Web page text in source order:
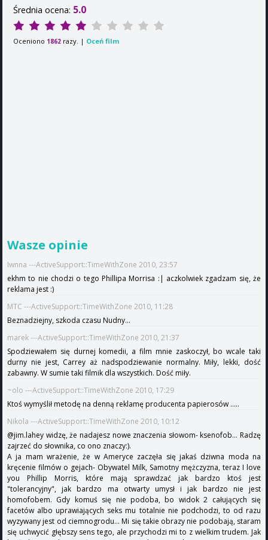
Średnia ocena: 5.0
Oceniono 1862 razy. | Oceń film
Wasze opinie
Iwnna ---ActiveSupport::TimeWithZone 2010, 23:57
ekhm to nie chodzi o tego Phillipa Morrisa :| aczkolwiek zgadzam się, że
reklama jest :)
MTC ---ActiveSupport::TimeWithZone 2010, 11:28
Beznadziejny, szkoda czasu Nudny...
marek ---ActiveSupport::TimeWithZone 2010, 21:37
Spodziewałem się durnej komedii, a film mnie zaskoczył, bo wcale taki
durny nie jest, Carrey aż nadspodziewanie normalny. Miły, lekki, dość
zabawny. W sumie taki filmik dla wszystkich. Dość miły.
~olo ---ActiveSupport::TimeWithZone 2010, 17:29
Ktoś wymyślił metodę na denną reklamę producenta papierosów .....
Nikola ---ActiveSupport::TimeWithZone 2010, 10:12
@jim.lahey widzę, że nadajesz nowe znaczenia słowom- ksenofob... Radzę
zajrzeć do słownika, co ono znaczy:).
A ja mam wrażenie, że w Ameryce zaczęła się jakaś dziwna moda na
kręcenie filmów o gejach- Obywatel Milk, Samotny mężczyzna, teraz I love
you Phillip Morris, które mają sprawdzać jak bardzo ktoś jest
"tolerancyjny", jak bardzo ma otwarty umysł i jak bardzo nie jest
homofobem. Gdy komuś się nie podoba, bo widok 2 całujących się
facetów albo uprawiających seks mu totalnie nie podchodzi, to od razu
wyzywany jest od ciemnogrodu... Mi się takie obrazy nie podobają, staram
się uchwycić głębszy sens tego, ale przychodzi mi to z wielkim trudem. Jak